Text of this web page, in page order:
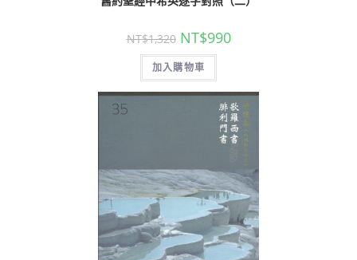
NT$1,320 NT$990
加入購物車